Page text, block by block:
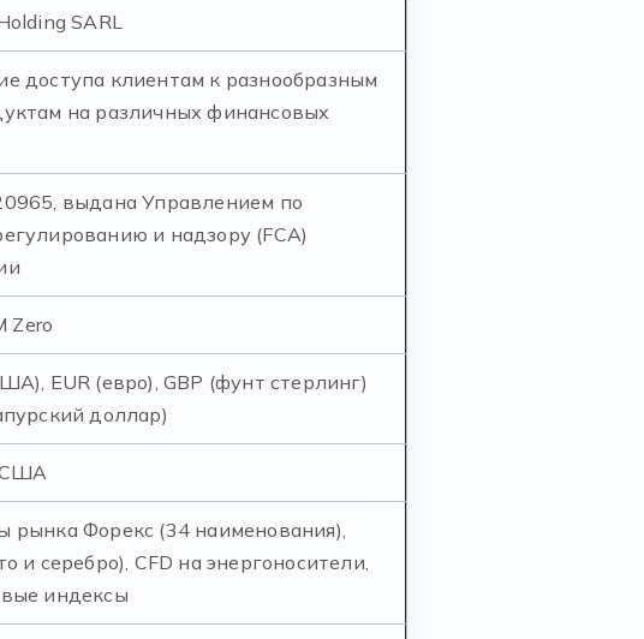
SARL
доступа клиентам к разнообразным
на различных финансовых
выдана Управлением по
и надзору (FCA)
Zero
EUR (евро), GBP (фунт стерлинг)
доллар)
США
рынка Форекс (34 наименования),
и серебро), CFD на энергоносители,
индексы